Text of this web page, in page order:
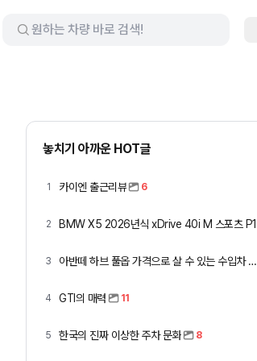
놓치기 아까운 HOT글
1 카이엔 출근리뷰 6
2 BMW X5 2026년식 xDrive 40i M 스포츠 P1
3 아반떼 하브 풀옵 가격으로 살 수 있는 수입차 모아봤습니다 (중고 포함)
4 GTI의 매력 11
5 한국의 진짜 이상한 주차 문화 8